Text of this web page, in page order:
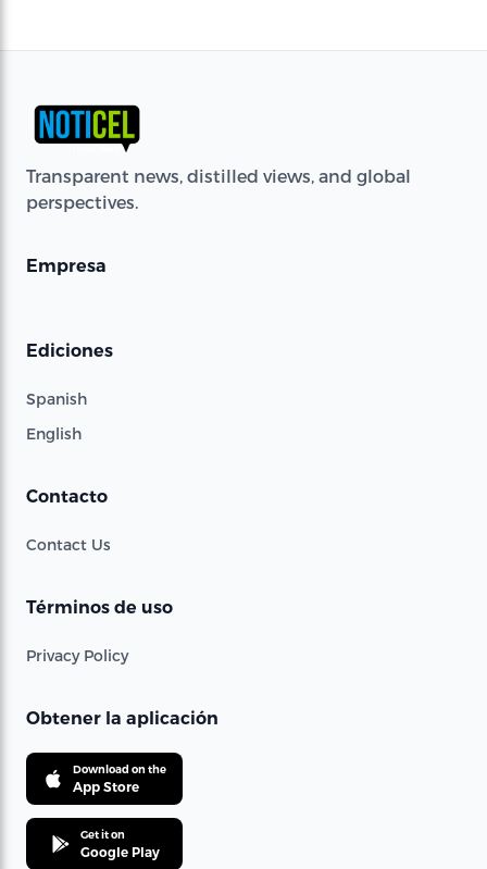
Transparent news, distilled views, and global
perspectives.
Empresa
Ediciones
Spanish
English
Contacto
Contact Us
Términos de uso
Privacy Policy
Obtener la aplicación
Download on the
App Store
Get it on
Google Play